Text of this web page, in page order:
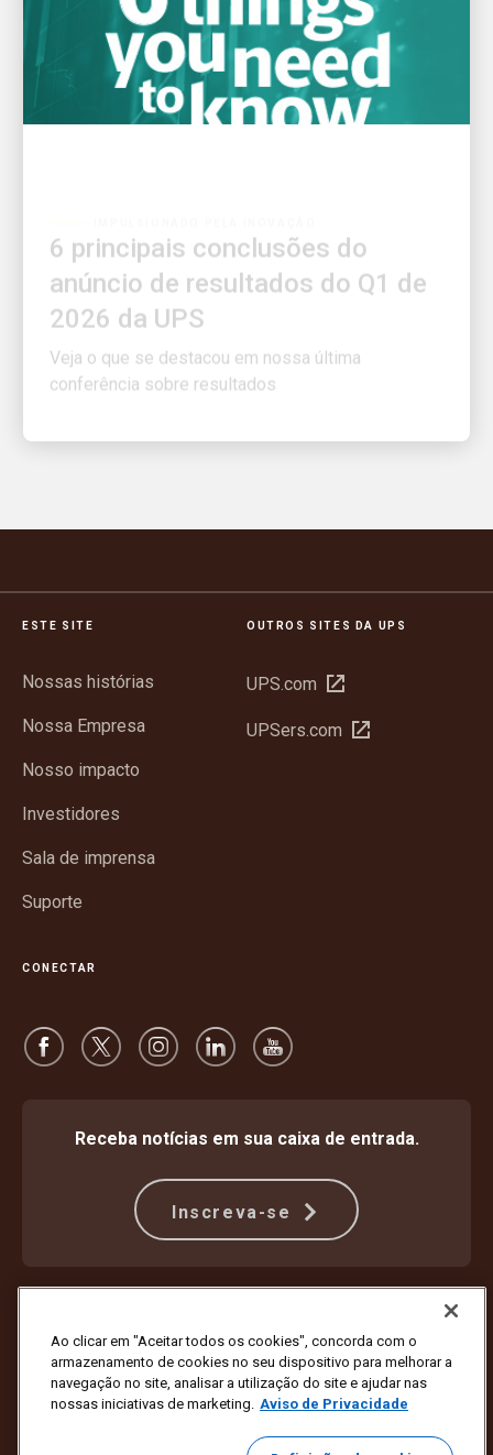
anúncio de resultados do Q1 de
2026 da UPS
Veja o que se destacou em nossa última
conferência sobre resultados
ESTE SITE
Nossas histórias
Nossa Empresa
Nosso impacto
Investidores
Sala de imprensa
Suporte
OUTROS SITES DA UPS
UPS.com Abrir
nova
UPSers.com Abrir
CONECTAR
Receba notícias em sua caixa de entrada.
Inscreva-se
Configurações de cookies
Copyright © 1994 - 2026 United Parcel Service of America, Inc. Todos
os direitos reservados. Não deseja mais receber atualizações por e-
Cancele a inscrição aqui
Ao clicar em "Aceitar todos os cookies", concorda com o
armazenamento de cookies no seu dispositivo para melhorar a
navegação no site, analisar a utilização do site e ajudar nas
nossas iniciativas de marketing. Aviso de Privacidade